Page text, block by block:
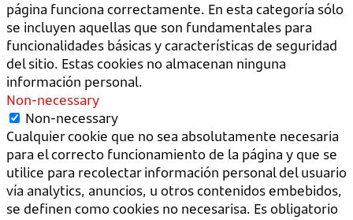
página funciona correctamente. En esta categoría sólo
se incluyen aquellas que son fundamentales para
funcionalidades básicas y características de seguridad
del sitio. Estas cookies no almacenan ninguna
información personal.
Non-necessary
Non-necessary
Cualquier cookie que no sea absolutamente necesaria
para el correcto funcionamiento de la página y que se
utilice para recolectar información personal del usuario
vía analytics, anuncios, u otros contenidos embebidos,
se definen como cookies no necesarisa. Es obligatorio